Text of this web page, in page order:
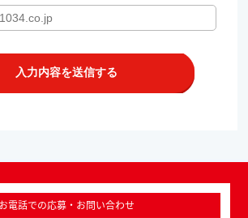
お電話での応募・お問い合わせ